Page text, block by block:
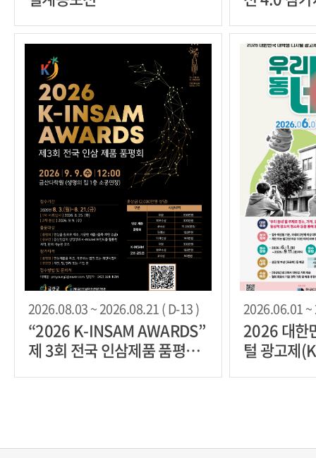
2026.08.03 ~ 2026.08.21 ( D-13 )
“2026 K-INSAM AWARDS”
제 3회 전국 인삼제품 품평회
2026.06.01 ~
2026 대한
털 광고제